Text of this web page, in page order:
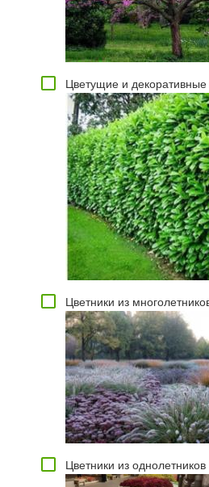
Цветущие и декоративные
Цветники из
Цветники из однолетников